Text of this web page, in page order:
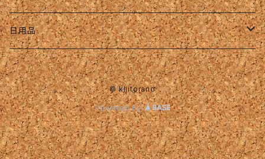
ネックレス
ハンドメイド・パーツ
日用品
タオル
ハンドタオル
フェイスタオル
© kijitorano
Powered by